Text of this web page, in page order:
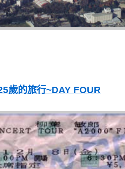
歲的旅行~DAY FOUR